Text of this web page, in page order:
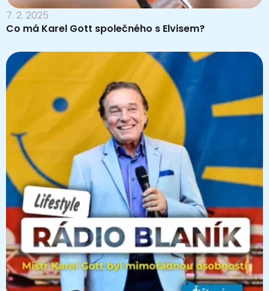
7. 2. 2025
Co má Karel Gott společného s Elvisem?